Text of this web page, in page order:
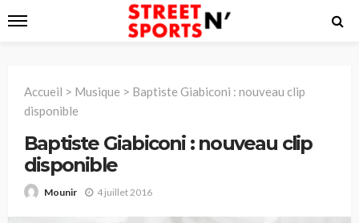
Accueil > Musique > Baptiste Giabiconi : nouveau clip
disponible
Baptiste Giabiconi : nouveau clip
disponible
Mounir 4 juillet 2016